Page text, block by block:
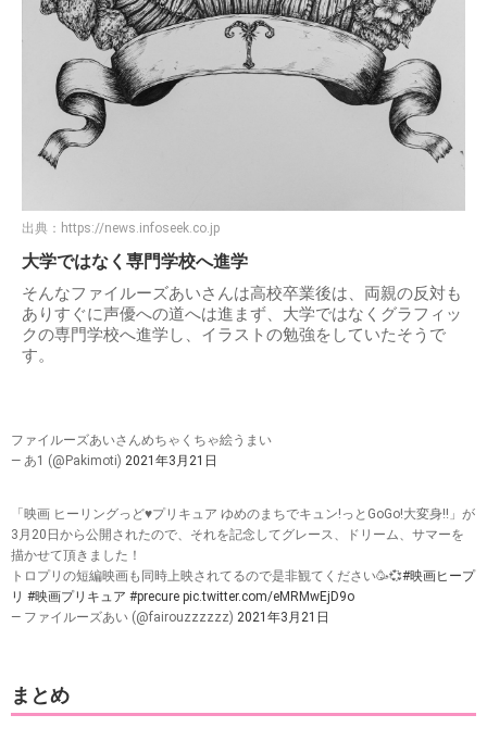
出典： https://news.infoseek.co.jp
大学ではなく専門学校へ進学
そんなファイルーズあいさんは高校卒業後は、両親の反対も
ありすぐに声優への道へは進まず、大学ではなくグラフィッ
クの専門学校へ進学し、イラストの勉強をしていたそうで
す。
ファイルーズあいさんめちゃくちゃ絵うまい
— あ1 (@Pakimoti) 2021年3月21日
「映画 ヒーリングっど♥プリキュア ゆめのまちでキュン!っとGoGo!大変身!!」が
3月20日から公開されたので、それを記念してグレース、ドリーム、サマーを
描かせて頂きました！
トロプリの短編映画も同時上映されてるので是非観てください🥳💞#映画ヒープ
リ #映画プリキュア #precure pic.twitter.com/eMRMwEjD9o
— ファイルーズあい (@fairouzzzzzz) 2021年3月21日
まとめ